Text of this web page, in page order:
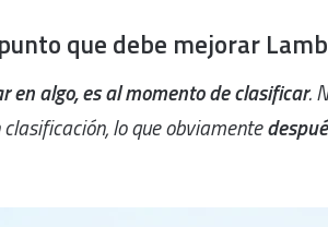
que debe mejorar
en algo, es al momento de clasificar.
lo que obviamente